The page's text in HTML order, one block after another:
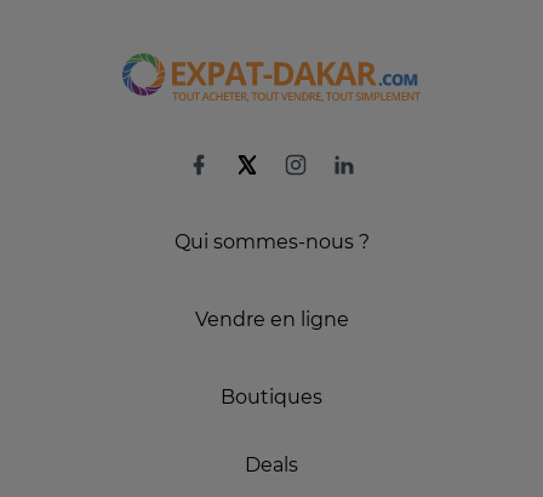
Qui sommes-nous ?
Vendre en ligne
Boutiques
Deals